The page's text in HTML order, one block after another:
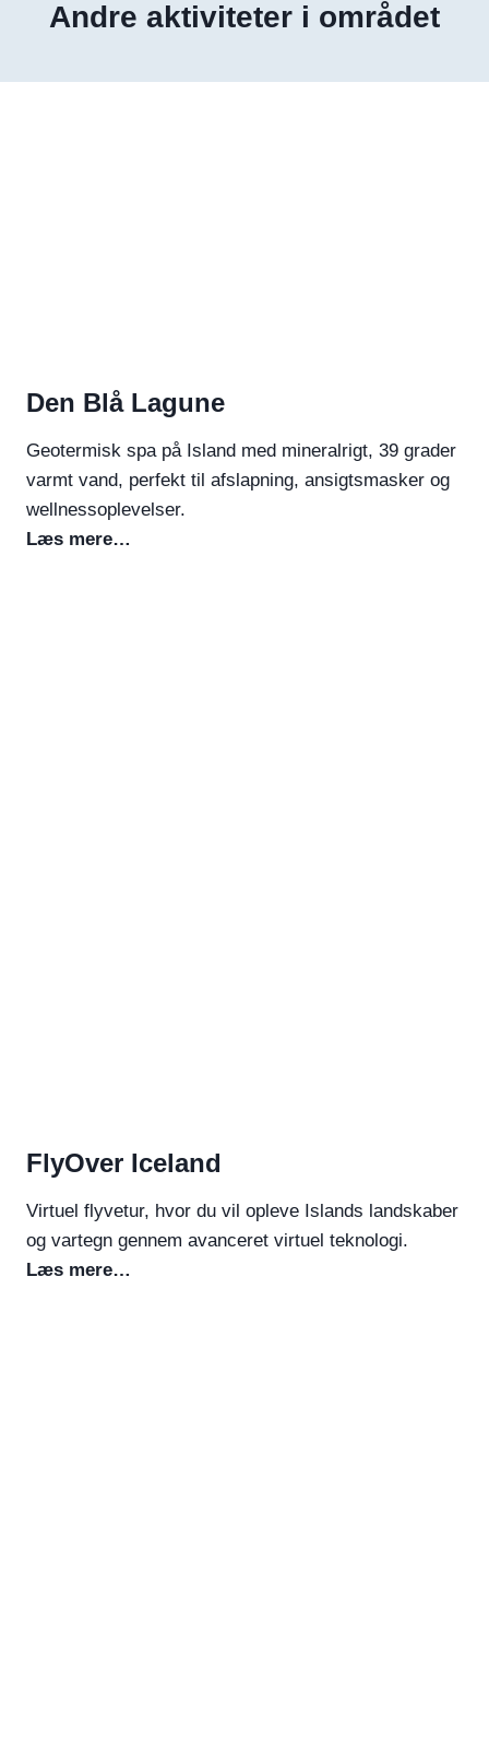
Andre aktiviteter i området
Den Blå Lagune
Geotermisk spa på Island med mineralrigt, 39 grader
varmt vand, perfekt til afslapning, ansigtsmasker og
wellnessoplevelser.
Læs mere…
FlyOver Iceland
Virtuel flyvetur, hvor du vil opleve Islands landskaber
og vartegn gennem avanceret virtuel teknologi.
Læs mere…